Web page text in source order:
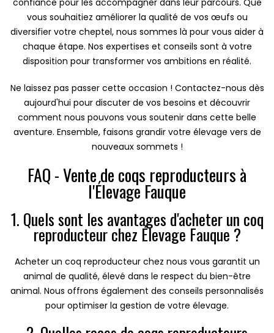
confiance pour les accompagner dans leur parcours. Que
vous souhaitiez améliorer la qualité de vos œufs ou
diversifier votre cheptel, nous sommes là pour vous aider à
chaque étape. Nos expertises et conseils sont à votre
disposition pour transformer vos ambitions en réalité.
Ne laissez pas passer cette occasion ! Contactez-nous dès
aujourd'hui pour discuter de vos besoins et découvrir
comment nous pouvons vous soutenir dans cette belle
aventure. Ensemble, faisons grandir votre élevage vers de
nouveaux sommets !
FAQ - Vente de coqs reproducteurs à
l'Élevage Fauque
1. Quels sont les avantages d'acheter un coq
reproducteur chez Élevage Fauque ?
Acheter un coq reproducteur chez nous vous garantit un
animal de qualité, élevé dans le respect du bien-être
animal. Nous offrons également des conseils personnalisés
pour optimiser la gestion de votre élevage.